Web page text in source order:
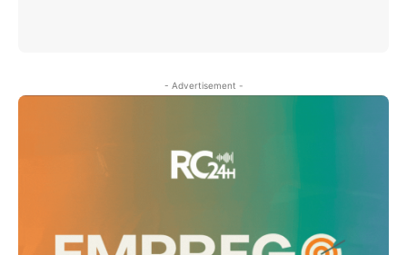
- Advertisement -